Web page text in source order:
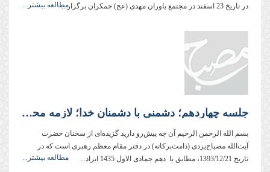
در تاریخ 23 اسفند در مجتمع یاوران مهدی (عج) جمکران برگزار...
مطالعه بیشتر...
جلسه چهاردهم؛ دشمنی با دشمنان خدا؛ لازمه محبت خدا
بسم الله الرحمن الرحیم آن چه پیش‌رو دارید گزیده‌ای از سخنان حضرت
آیت‌الله مصباح‌یزدی (دامت‌بركاته) در دفتر مقام معظم رهبری است كه در
تاریخ 1393/12/21، مطابق با دهم جمادی الاول 1435 ایراد...
مطالعه بیشتر...